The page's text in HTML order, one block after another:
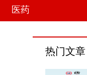
医药
热门文章